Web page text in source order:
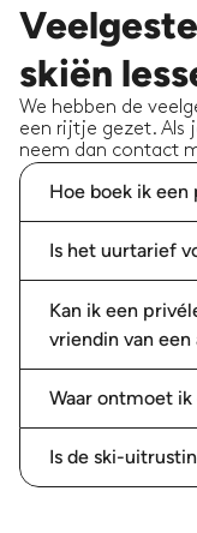
skiën
We hebben de
een rijtje gezet. Als
neem dan contact
Hoe boek ik een
Is het uurtarief
Kan ik een
vriendin van een
Waar ontmoet ik
Is de ski-